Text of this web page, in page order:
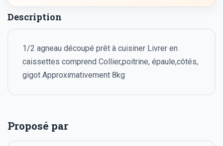
Description
1/2 agneau découpé prêt à cuisiner Livrer en
caissettes comprend Collier,poitrine, épaule,côtés,
gigot Approximativement 8kg
Proposé par